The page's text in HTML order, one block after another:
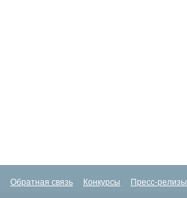
Обратная связь Конкурсы Пресс-релизы